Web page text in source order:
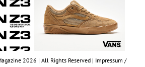
2026 | All Rights Reserved | Impressum /